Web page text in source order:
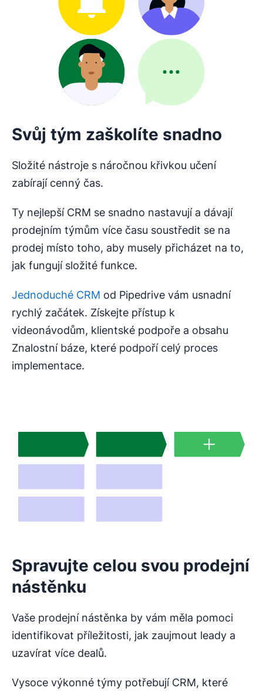
Svůj tým zaškolíte snadno
Složité nástroje s náročnou křivkou učení
zabírají cenný čas.
Ty nejlepší CRM se snadno nastavují a dávají
prodejním týmům více času soustředit se na
prodej místo toho, aby musely přicházet na to,
jak fungují složité funkce.
Jednoduché CRM od Pipedrive vám usnadní
rychlý začátek. Získejte přístup k
videonávodům, klientské podpoře a obsahu
Znalostní báze, které podpoří celý proces
implementace.
Spravujte celou svou prodejní
nástěnku
Vaše prodejní nástěnka by vám měla pomoci
identifikovat příležitosti, jak zaujmout leady a
uzavírat více dealů.
Vysoce výkonné týmy potřebují CRM, které